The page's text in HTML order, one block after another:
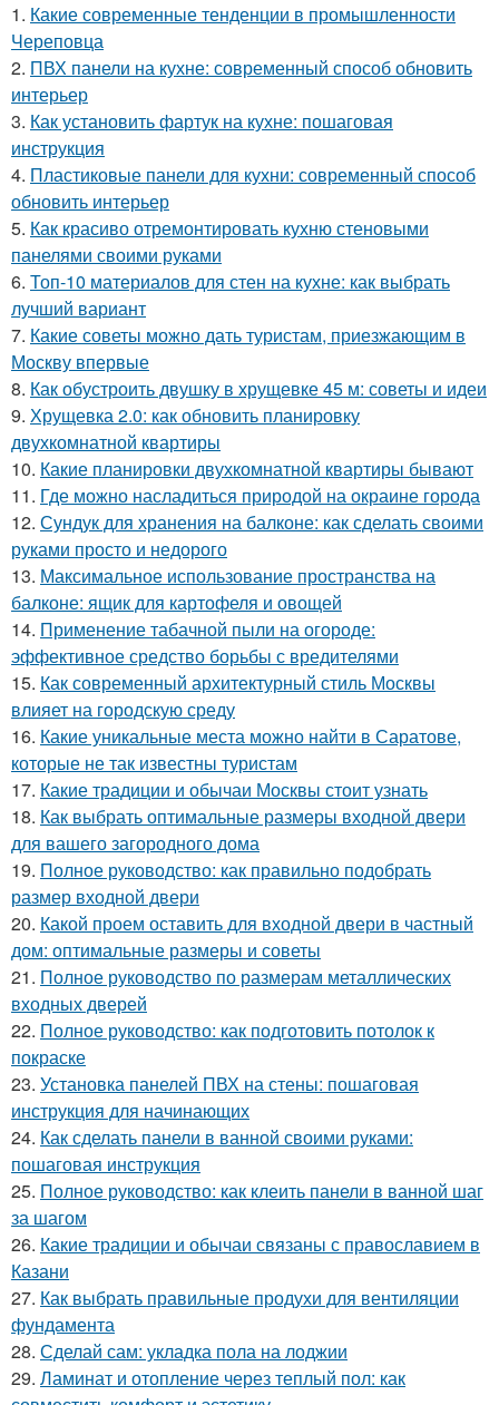
1. Какие современные тенденции в промышленности
Череповца
2. ПВХ панели на кухне: современный способ обновить
интерьер
3. Как установить фартук на кухне: пошаговая
инструкция
4. Пластиковые панели для кухни: современный способ
обновить интерьер
5. Как красиво отремонтировать кухню стеновыми
панелями своими руками
6. Топ-10 материалов для стен на кухне: как выбрать
лучший вариант
7. Какие советы можно дать туристам, приезжающим в
Москву впервые
8. Как обустроить двушку в хрущевке 45 м: советы и идеи
9. Хрущевка 2.0: как обновить планировку
двухкомнатной квартиры
10. Какие планировки двухкомнатной квартиры бывают
11. Где можно насладиться природой на окраине города
12. Сундук для хранения на балконе: как сделать своими
руками просто и недорого
13. Максимальное использование пространства на
балконе: ящик для картофеля и овощей
14. Применение табачной пыли на огороде:
эффективное средство борьбы с вредителями
15. Как современный архитектурный стиль Москвы
влияет на городскую среду
16. Какие уникальные места можно найти в Саратове,
которые не так известны туристам
17. Какие традиции и обычаи Москвы стоит узнать
18. Как выбрать оптимальные размеры входной двери
для вашего загородного дома
19. Полное руководство: как правильно подобрать
размер входной двери
20. Какой проем оставить для входной двери в частный
дом: оптимальные размеры и советы
21. Полное руководство по размерам металлических
входных дверей
22. Полное руководство: как подготовить потолок к
покраске
23. Установка панелей ПВХ на стены: пошаговая
инструкция для начинающих
24. Как сделать панели в ванной своими руками:
пошаговая инструкция
25. Полное руководство: как клеить панели в ванной шаг
за шагом
26. Какие традиции и обычаи связаны с православием в
Казани
27. Как выбрать правильные продухи для вентиляции
фундамента
28. Сделай сам: укладка пола на лоджии
29. Ламинат и отопление через теплый пол: как